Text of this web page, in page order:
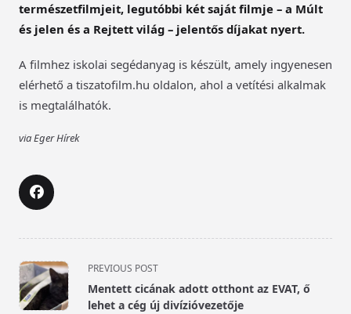
természetfilmjeit, legutóbbi két saját filmje – a Múlt
és jelen és a Rejtett világ – jelentős díjakat nyert.
A filmhez iskolai segédanyag is készült, amely ingyenesen
elérhető a tiszatofilm.hu oldalon, ahol a vetítési alkalmak
is megtalálhatók.
via Eger Hírek
<span
class="nav-
subtitle
PREVIOUS POST
Mentett cicának adott otthont az EVAT, ő
lehet a cég új divízióvezetője